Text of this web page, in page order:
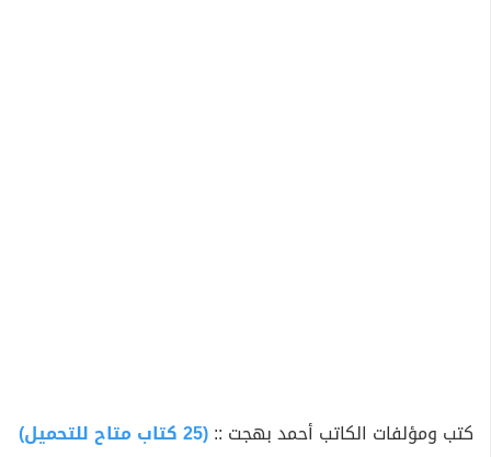
كتب ومؤلفات الكاتب أحمد بهجت ::(25 كتاب متاح للتحميل)